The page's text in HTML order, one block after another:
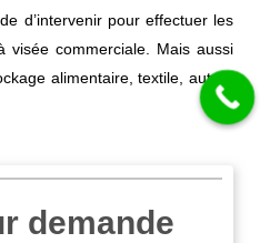
d’intervenir pour effectuer les
visée commerciale. Mais aussi
alimentaire, textile, autres
demande